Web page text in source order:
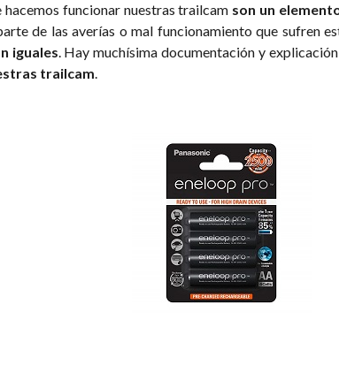
hacemos funcionar nuestras trailcam son un
de las averías o mal funcionamiento que sufren
iguales. Hay muchísima documentación y
trailcam.